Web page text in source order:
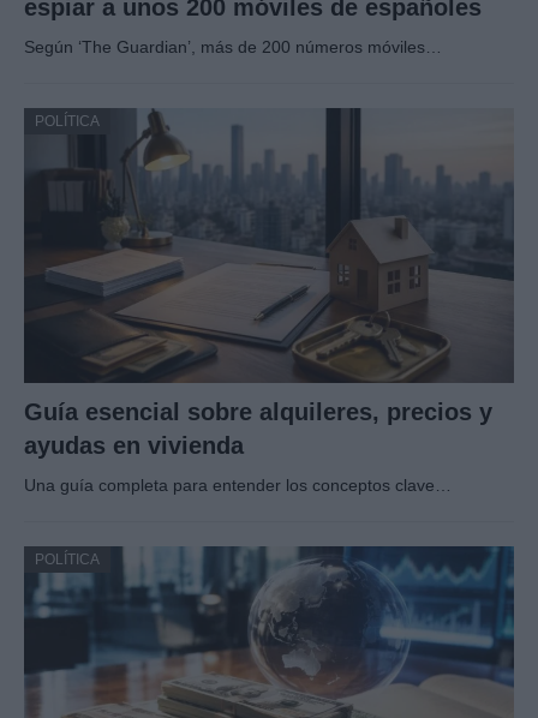
espiar a unos 200 móviles de españoles
Según ‘The Guardian’, más de 200 números móviles…
POLÍTICA
Guía esencial sobre alquileres, precios y
ayudas en vivienda
Una guía completa para entender los conceptos clave…
POLÍTICA